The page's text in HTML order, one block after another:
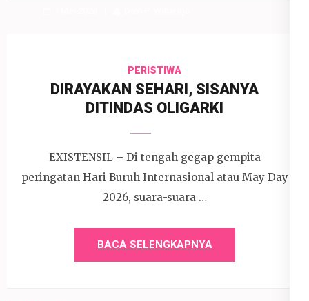
PERISTIWA
DIRAYAKAN SEHARI, SISANYA
DITINDAS OLIGARKI
EXISTENSIL – Di tengah gegap gempita
peringatan Hari Buruh Internasional atau May Day
2026, suara-suara …
BACA SELENGKAPNYA